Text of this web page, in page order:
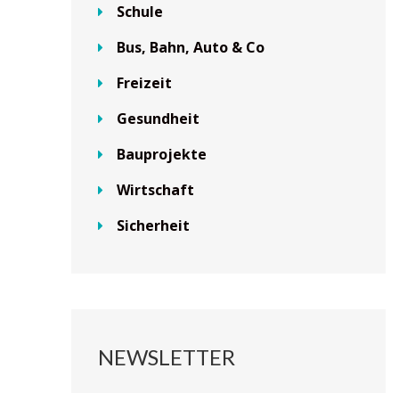
Schule
Bus, Bahn, Auto & Co
Freizeit
Gesundheit
Bauprojekte
Wirtschaft
Sicherheit
NEWSLETTER